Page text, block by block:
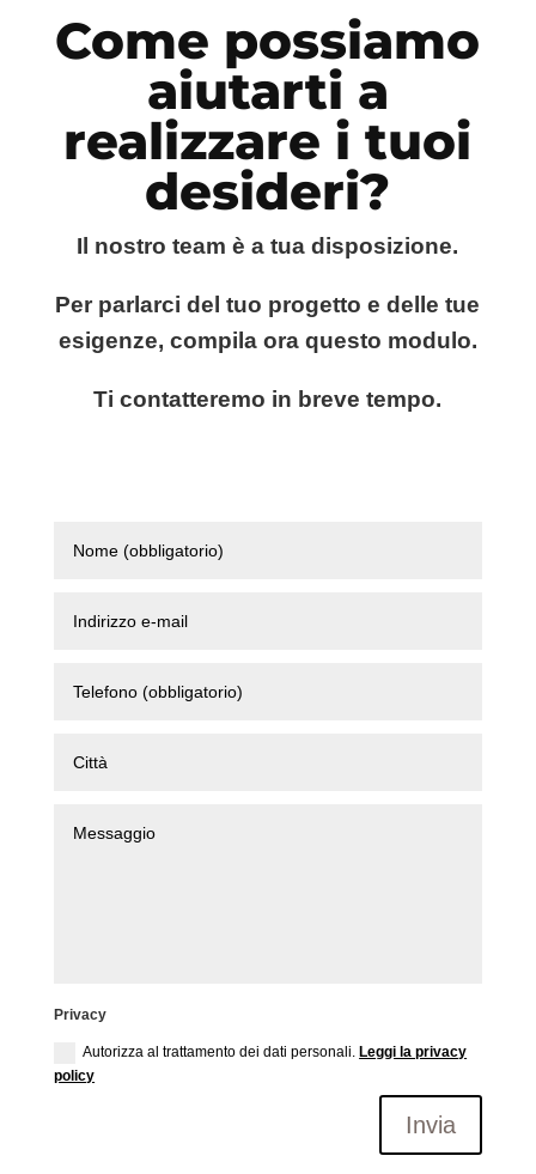
Come possiamo
aiutarti a
realizzare i tuoi
desideri?
Il nostro team è a tua disposizione.
Per parlarci del tuo progetto e delle tue
esigenze, compila ora questo modulo.
Ti contatteremo in breve tempo.
Privacy
Autorizza al trattamento dei dati personali. Leggi la privacy
policy
Invia